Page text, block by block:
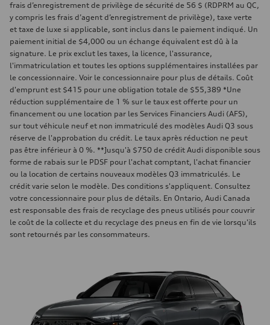
frais d’enregistrement de privilège de sécurité de 56 $ (RDPRM au QC,
y compris les frais d’agent d’enregistrement de privilège), taxe verte
et taxe de luxe si applicable, sont inclus dans le paiement indiqué. Un
paiement initial de $4,000 ou un échange équivalent est dû à la
signature. Le prix exclut les taxes, la licence, l'assurance,
l'immatriculation et toutes les options supplémentaires installées par
le concessionnaire. Voir le concessionnaire pour plus de détails. Coût
d'emprunt est $415 pour une obligation totale de $55,389 *Une
réduction supplémentaire de 1 % sur le taux est offerte pour un
financement ou une location par les Services Financiers Audi (AFS),
sur tout véhicule neuf et non immatriculé des modèles Audi Q3 sous
réserve de l'approbation du crédit. Le taux après réduction ne peut
pas être inférieur à 0 %. **Jusqu'à $750 de crédit Audi disponible sous
forme de rabais sur le PDSF pour l'achat comptant, l'achat financier
ou la location de certains nouveaux modèles Q3 immatriculés. Le
crédit varie selon le modèle. Des conditions s'appliquent. Consultez
votre concessionnaire pour plus de détails. En Ontario, Audi Canada
est responsable des frais de recyclage des pneus utilisés pour couvrir
le coût de la collecte et du recyclage des pneus en fin de vie lorsqu'ils
sont retournés par les consommateurs.